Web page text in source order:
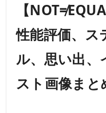
【
性能評価、ス
ル、思い出、
スト画像まと